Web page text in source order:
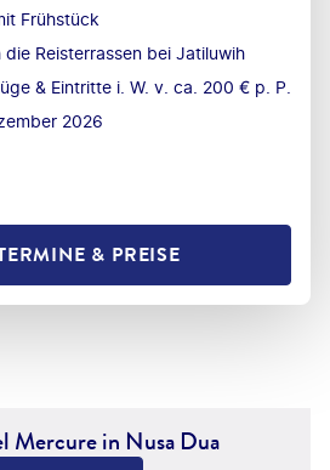
Frühstück
Reisterrassen bei Jatiluwih
& Eintritte i. W. v. ca. 200 € p. P.
2026
& PREISE
Mercure in Nusa Dua